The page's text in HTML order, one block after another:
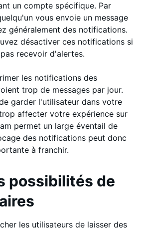
un compte spécifique. Par
vous envoie un message
généralement des notifications.
désactiver ces notifications si
recevoir d'alertes.
les notifications des
trop de messages par jour.
garder l'utilisateur dans votre
affecter votre expérience sur
permet un large éventail de
des notifications peut donc
à franchir.
possibilités de
les utilisateurs de laisser des